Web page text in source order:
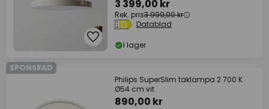
3 399,00 kr
Rek. pris3 999,00 kr
Datablad
I lager
SPONSRAD
Philips SuperSlim taklampa 2 700 K
Ø54 cm vit
890,00 kr